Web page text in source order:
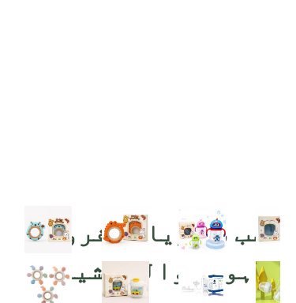
سب سے زیادہ فروخت
ہونے والی اشیاء